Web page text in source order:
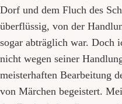
Dorf und dem Fluch des
überflüssig, von der
sogar abträglich war. Doch
nicht wegen seiner
meisterhaften Bearbeitung
von Märchen begeistert.